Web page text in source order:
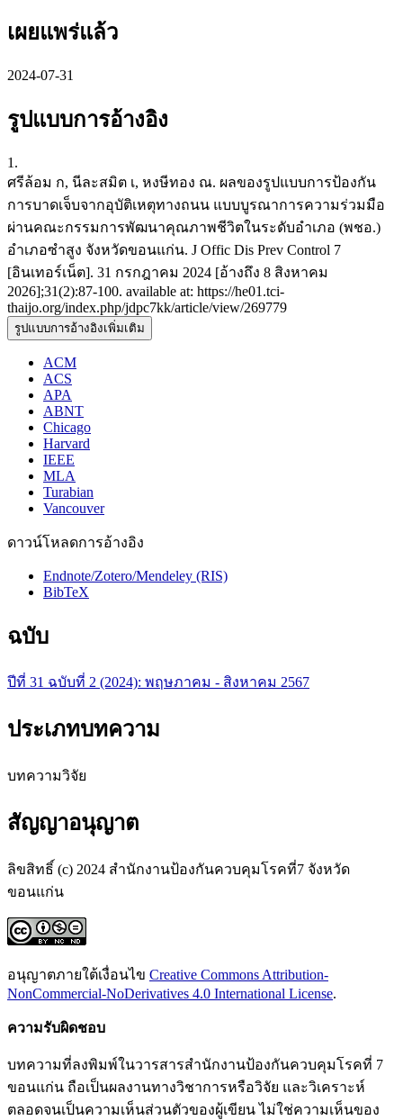
เผยแพร่แล้ว
2024-07-31
รูปแบบการอ้างอิง
1.
ศรีล้อม ก, นีละสมิต เ, หงษีทอง ณ. ผลของรูปแบบการป้องกัน
การบาดเจ็บจากอุบัติเหตุทางถนน แบบบูรณาการความร่วมมือ
ผ่านคณะกรรมการพัฒนาคุณภาพชีวิตในระดับอำเภอ (พชอ.)
อำเภอซำสูง จังหวัดขอนแก่น. J Offic Dis Prev Control 7
[อินเทอร์เน็ต]. 31 กรกฎาคม 2024 [อ้างถึง 8 สิงหาคม
2026];31(2):87-100. available at: https://he01.tci-
thaijo.org/index.php/jdpc7kk/article/view/269779
รูปแบบการอ้างอิงเพิ่มเติม
ACM
ACS
APA
ABNT
Chicago
Harvard
IEEE
MLA
Turabian
Vancouver
ดาวน์โหลดการอ้างอิง
Endnote/Zotero/Mendeley (RIS)
BibTeX
ฉบับ
ปีที่ 31 ฉบับที่ 2 (2024): พฤษภาคม - สิงหาคม 2567
ประเภทบทความ
บทความวิจัย
สัญญาอนุญาต
ลิขสิทธิ์ (c) 2024 สำนักงานป้องกันควบคุมโรคที่7 จังหวัด
ขอนแก่น
อนุญาตภายใต้เงื่อนไข Creative Commons Attribution-
NonCommercial-NoDerivatives 4.0 International License.
ความรับผิดชอบ
บทความที่ลงพิมพ์ในวารสารสำนักงานป้องกันควบคุมโรคที่ 7
ขอนแก่น ถือเป็นผลงานทางวิชาการหรือวิจัย และวิเคราะห์
ตลอดจนเป็นความเห็นส่วนตัวของผู้เขียน ไม่ใช่ความเห็นของ